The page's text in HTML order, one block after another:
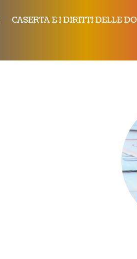
CASERTA E I DIRITTI DELLE